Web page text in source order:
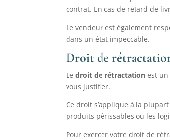
contrat. En cas de retard de
Le vendeur est également
dans un état impeccable.
Droit de
Ledroit de rétractation est un
vous justifier.
Ce droit s’applique à la
produits périssables ou les
Pour exercer votre droit de